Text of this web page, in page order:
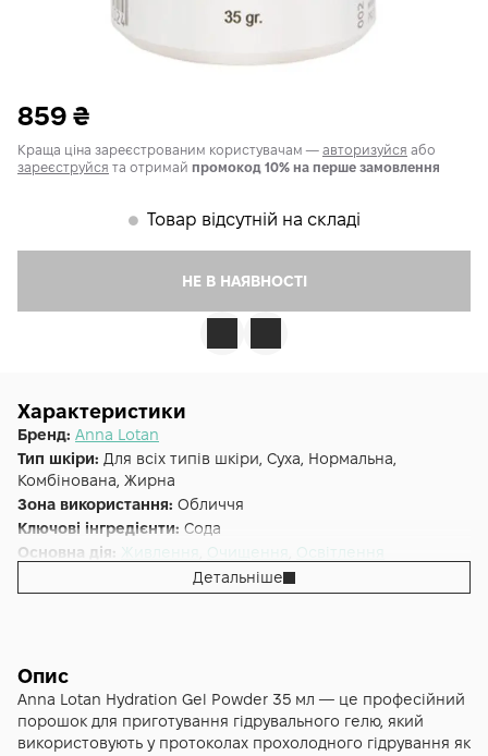
859 ₴
Краща ціна зареєстрованим користувачам — авторизуйся або
зареєструйся та отримай промокод 10% на перше замовлення
𒊹 Товар відсутній на складі
НЕ В НАЯВНОСТІ
Характеристики
Бренд: Anna Lotan
Тип шкіри: Для всіх типів шкіри, Суха, Нормальна,
Комбінована, Жирна
Зона використання: Обличчя
Ключові інгредієнти: Сода
Основна дія: Живлення Очищення
Освітлення
Ензимна пудра
Детальніше
Опис
Anna Lotan Hydration Gel Powder 35 мл — це професійний
порошок для приготування гідрувального гелю, який
використовують у протоколах прохолодного гідрування як